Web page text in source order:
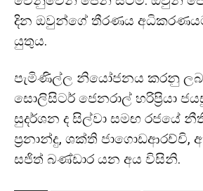
දින ඔවුන්ගේ තීරණය අධිකරණයට
යුතුය.
පැමිණිල්ල නියෝජනය කරනු
සොලිසිටර් ජෙනරාල් හරිප්‍රියා
සුදර්ශන ද සිල්වා සමඟ රජයේ
ප්‍රනාන්දු, ශක්ති ජාගොඩආරච්චි,
සජිත් බණ්ඩාර යන අය විසිනි.